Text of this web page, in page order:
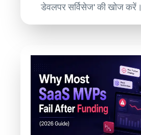
डेवलपर सर्विसेज' की खोज करें।